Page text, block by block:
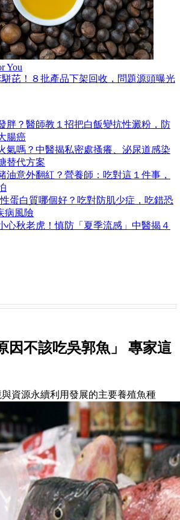
You
芘！８批產品下架回收，問題源頭曝光
胖？醫師教１招把白飯變抗性澱粉，防
腸癌
氣嗎？中醫揭私密處搔癢、泌尿道感染
替代方案
油意外翻紅？營養師：吃對這１件事，
蛋白質哪個好？吃對防肌少症，吃錯恐
病風險
心秋老虎！慎防「夏季流感」中醫揭４
因不該吃吳郭魚」 專家這
資源永續利用發展的主要養殖魚種